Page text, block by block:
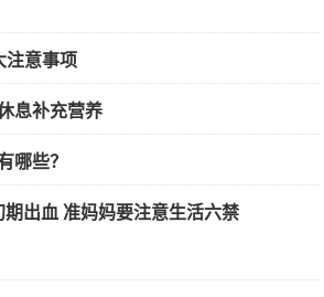
注意事项
息补充营养
哪些？
期出血 准妈妈要注意生活六禁